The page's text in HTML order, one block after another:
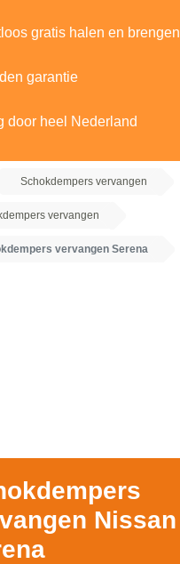
gratis halen en brengen
garantie
door heel Nederland
Schokdempers vervangen
vervangen
vervangen Serena
Nissan